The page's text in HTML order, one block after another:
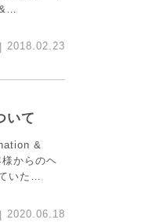
2018.02.23
いて
&
からのヘ
いた…
2020.06.18